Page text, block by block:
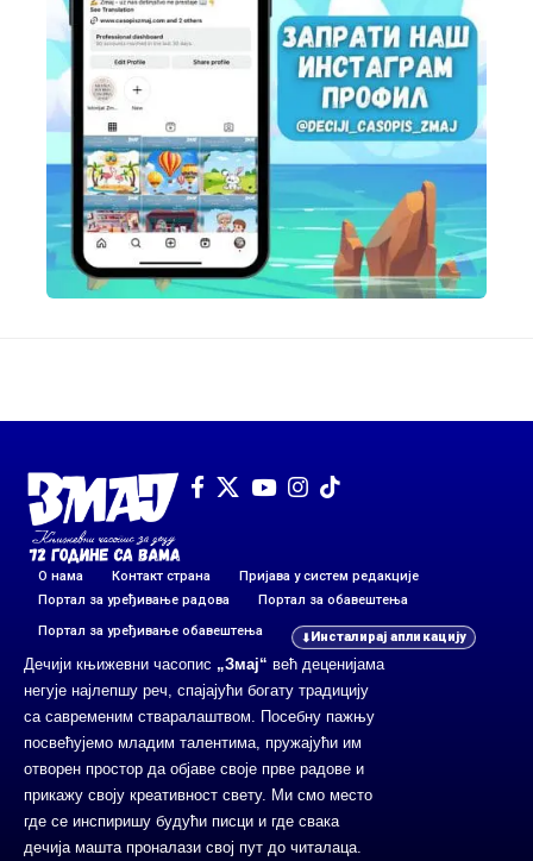
О нама Контакт страна
Пријава у систем редакције
Портал за уређивање радова
Портал за обавештења
Портал за уређивање обавештења Инсталирај апликацију
Дечији књижевни часопис „Змај“ већ деценијама
негује најлепшу реч, спајајући богату традицију
са савременим стваралаштвом. Посебну пажњу
посвећујемо младим талентима, пружајући им
отворен простор да објаве своје прве радове и
прикажу своју креативност свету. Ми смо место
где се инспиришу будући писци и где свака
дечија машта проналази свој пут до читалаца.